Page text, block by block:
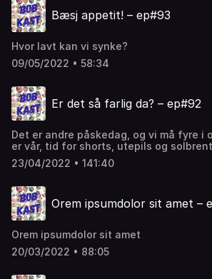
Bæsj appetit! – ep#93
Hvor lavt kan vi synke?
09/05/2022 • 58:34
Er det så farlig da? – ep#92
Det er andre påskedag, og vi må fyre i
er vår, tid for shorts, utepils og
kjenner på gleden ved å kommet seg
Trondheims mer kystnære strøk, men
når de blir krenka, men hadde det
bålpanne?
23/04/2022 • 141:40
Orem ipsumdolor sit amet –
Orem ipsumdolor sit amet
20/03/2022 • 88:05